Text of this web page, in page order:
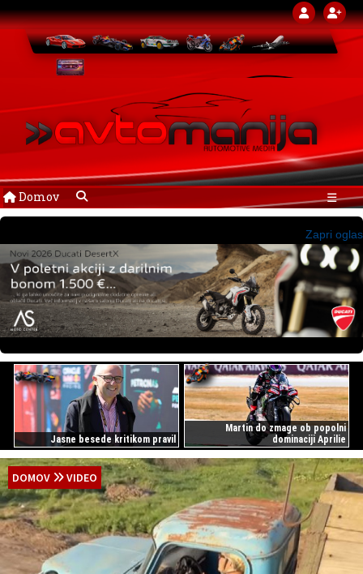
Domov ☰
Zapri oglas
Jasne besede kritikom pravil
Martin do zmage ob popolni
dominaciji Aprilie
DOMOV VIDEO